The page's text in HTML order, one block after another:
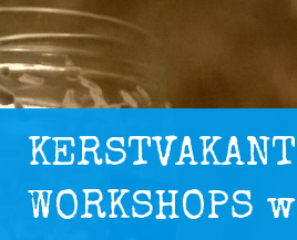
WORKSHOPS